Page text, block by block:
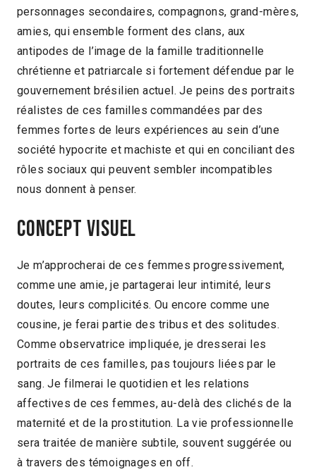
personnages secondaires, compagnons, grand-mères,
amies, qui ensemble forment des clans, aux
antipodes de l’image de la famille traditionnelle
chrétienne et patriarcale si fortement défendue par le
gouvernement brésilien actuel. Je peins des portraits
réalistes de ces familles commandées par des
femmes fortes de leurs expériences au sein d’une
société hypocrite et machiste et qui en conciliant des
rôles sociaux qui peuvent sembler incompatibles
nous donnent à penser.
Concept visuel
Je m’approcherai de ces femmes progressivement,
comme une amie, je partagerai leur intimité, leurs
doutes, leurs complicités. Ou encore comme une
cousine, je ferai partie des tribus et des solitudes.
Comme observatrice impliquée, je dresserai les
portraits de ces familles, pas toujours liées par le
sang. Je filmerai le quotidien et les relations
affectives de ces femmes, au-delà des clichés de la
maternité et de la prostitution. La vie professionnelle
sera traitée de manière subtile, souvent suggérée ou
à travers des témoignages en off.